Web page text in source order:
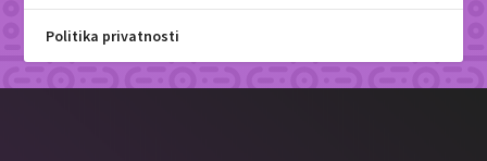
Politika privatnosti